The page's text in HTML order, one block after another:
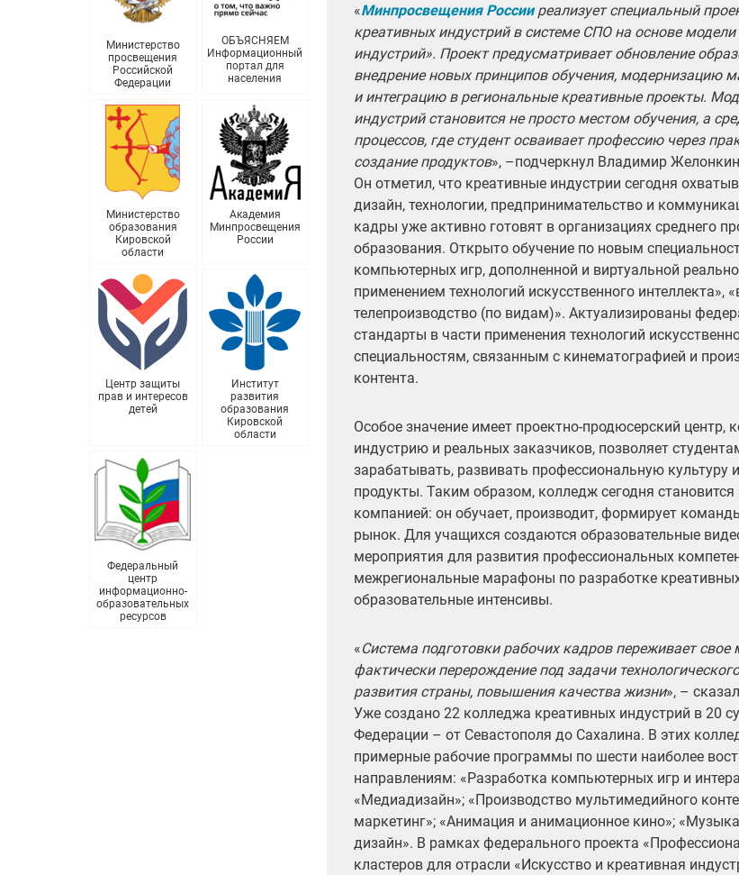
Министерство
просвещения
Российской
Федерации
ОБЪЯСНЯЕМ
Информационный
портал для
населения
Министерство
образования
Кировской
области
Академия
Минпросвещения
России
Центр защиты
прав и интересов
детей
Институт
развития
образования
Кировской
области
Федеральный
центр
информационно-
образовательных
ресурсов
«Минпросвещения Россииреализует специальный
креативных индустрий в системе СПО на основе
индустрий». Проект предусматривает обновление
внедрение новых принципов обучения, модернизацию
и интеграцию в региональные креативные проекты.
индустрий становится не просто местом обучения, а
процессов, где студент осваивает профессию через
создание продуктов», –подчеркнул Владимир
Он отметил, что креативные индустрии сегодня
дизайн, технологии, предпринимательство и
кадры уже активно готовят в организациях среднего
образования. Открыто обучение по новым
компьютерных игр, дополненной и виртуальной
применением технологий искусственного интеллекта»,
телепроизводство (по видам)». Актуализированы
стандарты в части применения технологий
специальностям, связанным с кинематографией и
контента.
Особое значение имеет проектно-продюсерский центр,
индустрию и реальных заказчиков, позволяет
зарабатывать, развивать профессиональную культуру
продукты. Таким образом, колледж сегодня становится
компанией: он обучает, производит, формирует
рынок. Для учащихся создаются образовательные
мероприятия для развития профессиональных
межрегиональные марафоны по разработке
образовательные интенсивы.
«Система подготовки рабочих кадров переживает
фактически перерождение под задачи
развития страны, повышения качества жизни», –
Уже создано 22 колледжа креативных индустрий в 20
Федерации – от Севастополя до Сахалина. В этих
примерные рабочие программы по шести наиболее
направлениям: «Разработка компьютерных игр и
«Медиадизайн»; «Производство мультимедийного
маркетинг»; «Анимация и анимационное кино»;
дизайн». В рамках федерального проекта
кластеров для отрасли «Искусство и креативная